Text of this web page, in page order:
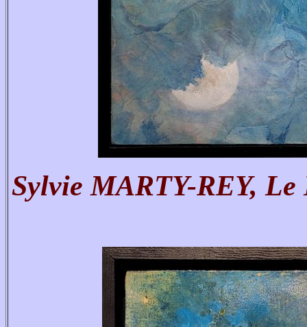
Sylvie MARTY-REY,